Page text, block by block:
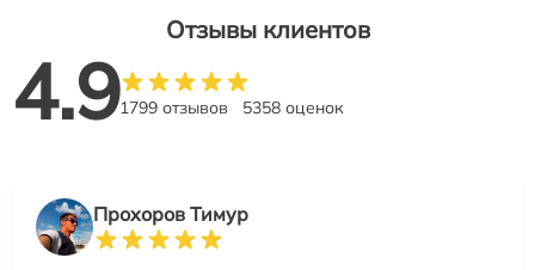
Отзывы клиентов
4.91799 отзывов 5358 оценок
Прохоров Тимур